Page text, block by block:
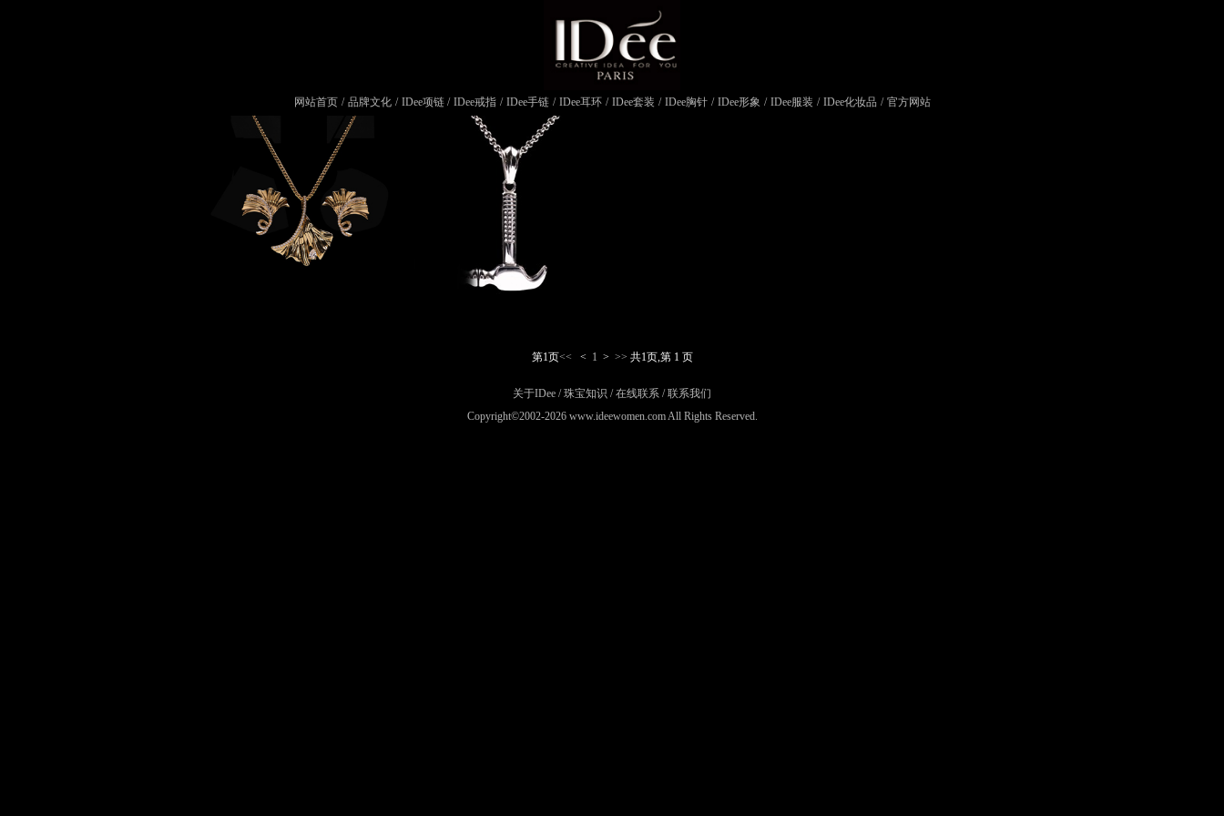
网站首页 / 品牌文化 / IDee项链 / IDee戒指 / IDee手链 / IDee耳环 / IDee套装 / IDee胸针 / IDee形象 / IDee服装 / IDee化妆品 / 官方网站
第1页<< < 1 > >> 共1页,第 1 页
关于IDee /珠宝知识 /在线联系 / 联系我们
Copyright©2002-2026 www.ideewomen.comAll Rights Reserved.